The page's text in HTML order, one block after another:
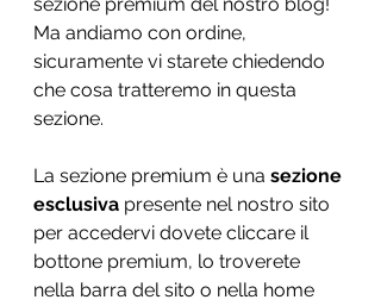
Ma andiamo con ordine,
sicuramente vi starete chiedendo
che cosa tratteremo in questa
sezione.
La sezione premium è una sezione
esclusiva presente nel nostro sito
per accedervi dovete cliccare il
bottone premium, lo troverete
nella barra del sito o nella home